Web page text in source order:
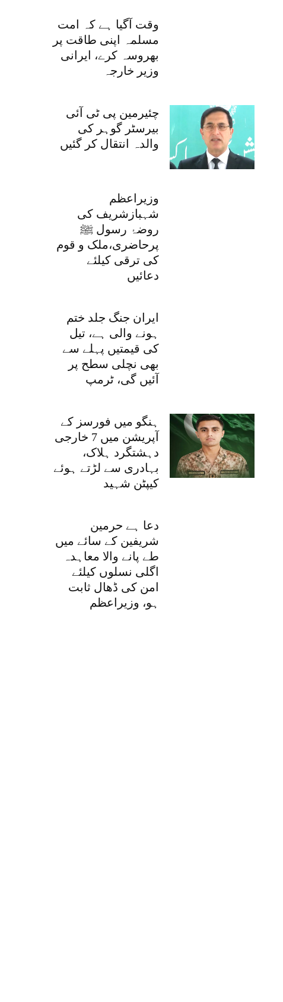
وقت آگیا ہے کہ امت
مسلمہ اپنی طاقت پر
بھروسہ کرے، ایرانی
وزیر خارجہ
چئیرمین پی ٹی آئی
بیرسٹر گوہر کی
والدہ انتقال کر گئیں
وزیراعظم
شہبازشریف کی
روضۂ رسول ﷺ
پرحاضری،ملک و قوم
کی ترقی کیلئے
دعائیں
ایران جنگ جلد ختم
ہونے والی ہے، تیل
کی قیمتیں پہلے سے
بھی نچلی سطح پر
آئیں گی، ٹرمپ
ہنگو میں فورسز کے
آپریشن میں 7 خارجی
دہشتگرد ہلاک،
بہادری سے لڑتے ہوئے
کیپٹن شہید
دعا ہے حرمین
شریفین کے سائے میں
طے پانے والا معاہدہ
اگلی نسلوں کیلئے
امن کی ڈھال ثابت
ہو، وزیراعظم